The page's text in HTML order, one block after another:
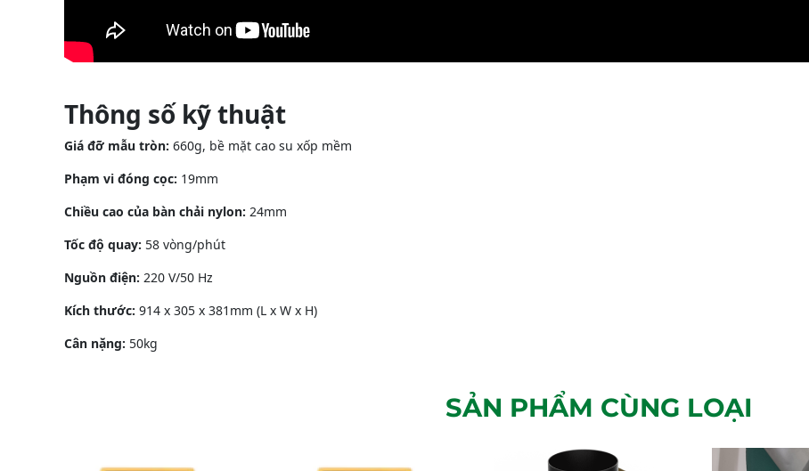
Thông số kỹ thuật
Giá đỡ mẫu tròn: 660g, bề mặt cao su xốp mềm
Phạm vi đóng cọc: 19mm
Chiều cao của bàn chải nylon: 24mm
Tốc độ quay: 58 vòng/phút
Nguồn điện: 220 V/50 Hz
Kích thước: 914 x 305 x 381mm (L x W x H)
Cân nặng: 50kg
SẢN PHẨM CÙNG LOẠI